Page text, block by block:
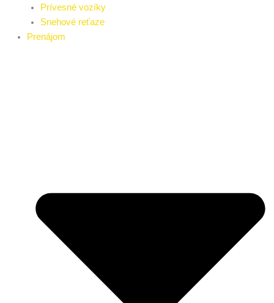
Prívesné vozíky
Snehové reťaze
Prenájom